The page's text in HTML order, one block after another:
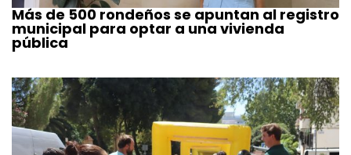
Más de 500 rondeños se apuntan al registro
municipal para optar a una vivienda
pública